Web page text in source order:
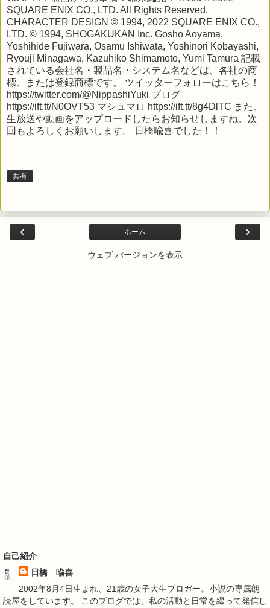
SQUARE ENIX CO., LTD. All Rights Reserved.
CHARACTER DESIGN © 1994, 2022 SQUARE ENIX CO.,
LTD. © 1994, SHOGAKUKAN Inc. Gosho Aoyama,
Yoshihide Fujiwara, Osamu Ishiwata, Yoshinori Kobayashi,
Ryouji Minagawa, Kazuhiko Shimamoto, Yumi Tamura 記載
されている会社名・製品名・システム名などは、各社の商
標、または登録商標です。 ツイッターフォローはこちら！
https://twitter.com/@NippashiYuki ブログ
https://ift.tt/N0OVT53 マシュマロ https://ift.tt/8g4DlTC また、
生放送や動画をアップロードしたらお知らせしますね。次
回もよろしくお願いします。 日橋喩喜でした！！
共有
‹ ›
ホーム
ウェブ バージョンを表示
自己紹介
日橋 喩喜
2002年8月4日生まれ、21歳の女子大生ブロガー。小説の専属朗
読屋をしています。 このブログでは、私の活動と日常を綴って発信し